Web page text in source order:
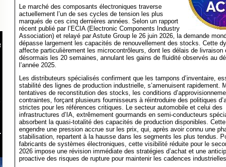
Le marché des composants électroniques traverse
actuellement l’un de ses cycles de tension les plus
marqués de ces cinq dernières années. Selon un rapport
récent publié par l’ECIA (Electronic Components Industry
Association) et relayé par Astute Group le 26 juin 2026, la demande
dépasse largement les capacités de renouvellement des stocks. Cette
affecte particulièrement les microcontrôleurs, dont les délais de livraison
désormais les 20 semaines, annulant les gains de fluidité observés au
l’année 2025.
Les distributeurs spécialisés confirment que les tampons d’inventaire,
stabilité des lignes de production industrielle, s’amenuisent rapidement.
tentatives de reconstitution des stocks, les conditions
contraintes, forçant plusieurs fournisseurs à réintroduire des politiques
strictes pour les références critiques. Le secteur automobile et celui des
infrastructures d’IA, extrêmement gourmands en semi-conducteurs
absorbent la quasi-totalité des capacités de production disponibles.
engendre une pression accrue sur les prix, qui, après avoir connu une
stabilisation, repartent à la hausse dans les segments les plus tendus.
fabricants de systèmes électroniques, cette visibilité réduite pour le
2026 impose une révision immédiate des stratégies d’achat et une
proactive des risques de rupture pour maintenir les cadences